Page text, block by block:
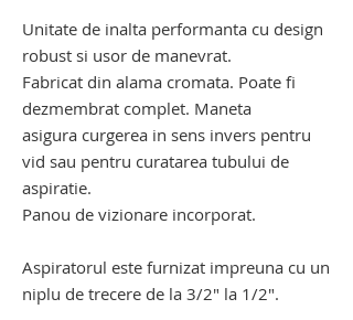
Unitate de inalta performanta cu design
robust si usor de manevrat.
Fabricat din alama cromata. Poate fi
dezmembrat complet. Maneta
asigura curgerea in sens invers pentru
vid sau pentru curatarea tubului de
aspiratie.
Panou de vizionare incorporat.
Aspiratorul este furnizat impreuna cu un
niplu de trecere de la 3/2" la 1/2".